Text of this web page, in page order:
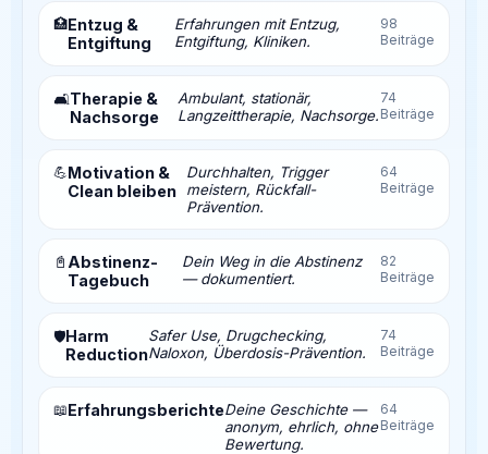
🏥Entzug &
Entgiftung
Erfahrungen mit Entzug,
Entgiftung, Kliniken.
98
Beiträge
🛋️Therapie &
Nachsorge
Ambulant, stationär,
Langzeittherapie, Nachsorge.
74
Beiträge
💪Motivation &
Clean bleiben
Durchhalten, Trigger
meistern, Rückfall-
Prävention.
64
Beiträge
📓 Abstinenz-
Tagebuch
Dein Weg in die Abstinenz
— dokumentiert.
82
Beiträge
🛡️Harm
Reduction
Safer Use, Drugchecking,
Naloxon, Überdosis-Prävention.
74
Beiträge
📖ErfahrungsberichteDeine Geschichte —
anonym, ehrlich, ohne
Bewertung.
64
Beiträge